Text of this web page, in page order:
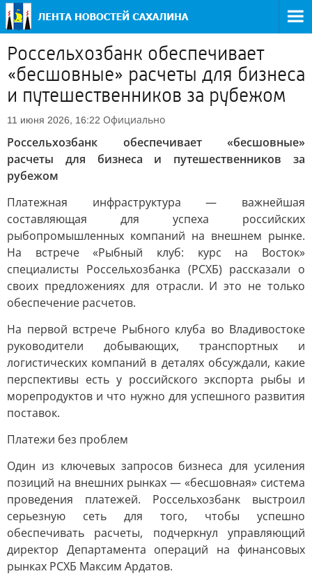
Россельхозбанк обеспечивает
«бесшовные» расчеты для бизнеса
и путешественников за рубежом
11 июня 2026, 16:22 Официально
Россельхозбанк обеспечивает «бесшовные»
расчеты для бизнеса и путешественников за
рубежом
Платежная инфраструктура — важнейшая
составляющая для успеха российских
рыбопромышленных компаний на внешнем рынке.
На встрече «Рыбный клуб: курс на Восток»
специалисты Россельхозбанка (РСХБ) рассказали о
своих предложениях для отрасли. И это не только
обеспечение расчетов.
На первой встрече Рыбного клуба во Владивостоке
руководители добывающих, транспортных и
логистических компаний в деталях обсуждали, какие
перспективы есть у российского экспорта рыбы и
морепродуктов и что нужно для успешного развития
поставок.
Платежи без проблем
Один из ключевых запросов бизнеса для усиления
позиций на внешних рынках — «бесшовная» система
проведения платежей. Россельхозбанк выстроил
серьезную сеть для того, чтобы успешно
обеспечивать расчеты, подчеркнул управляющий
директор Департамента операций на финансовых
рынках РСХБ Максим Ардатов.